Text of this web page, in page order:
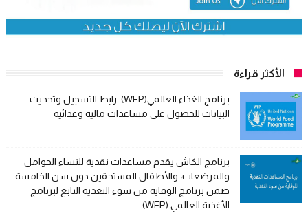
الأكثر قراءة
برنامج الغذاء العالمي(WFP): رابط التسجيل وتحديث
البيانات للحصول على مساعدات مالية وغذائية
برنامج الكاش يقدم مساعدات نقدية للنساء الحوامل
والمرضعات، والأطفال المستحقين دون سن الخامسة
ضمن برنامج الوقاية من سوء التغذية التابع لبرنامج
الأغذية العالمي (WFP)